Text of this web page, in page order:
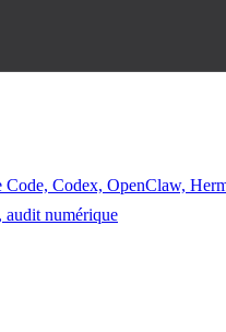
Code, Codex, OpenClaw,
audit numérique